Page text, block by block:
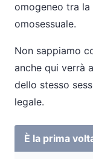
omogeneo tra
omosessuale.
Non sappiamo
anche qui verrà
dello stesso
legale.
È la prima